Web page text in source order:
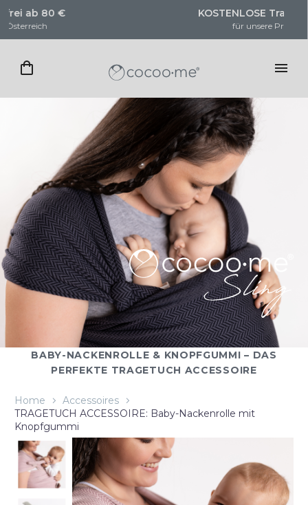
KOSTENLOSE Trageberatung
BABY-NACKENROLLE & KNOPFGUMMI – DAS
PERFEKTE TRAGETUCH ACCESSOIRE
Home
Accessoires
TRAGETUCH ACCESSOIRE: Baby-Nackenrolle mit
Knopfgummi